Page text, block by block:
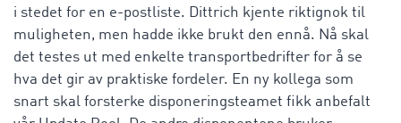
i stedet for en e-postliste. Dittrich kjente riktignok til
muligheten, men hadde ikke brukt den ennå. Nå skal
det testes ut med enkelte transportbedrifter for å se
hva det gir av praktiske fordeler. En ny kollega som
snart skal forsterke disponeringsteamet fikk anbefalt